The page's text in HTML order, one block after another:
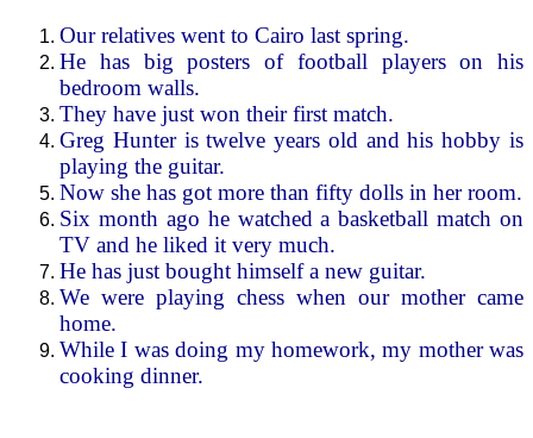
Our relatives went to Cairo last spring.
He has big posters of football players on his
bedroom walls.
They have just won their first match.
Greg Hunter is twelve years old and his hobby is
playing the guitar.
Now she has got more than fifty dolls in her room.
Six month ago he watched a basketball match on
TV and he liked it very much.
He has just bought himself a new guitar.
We were playing chess when our mother came
home.
While I was doing my homework, my mother was
cooking dinner.